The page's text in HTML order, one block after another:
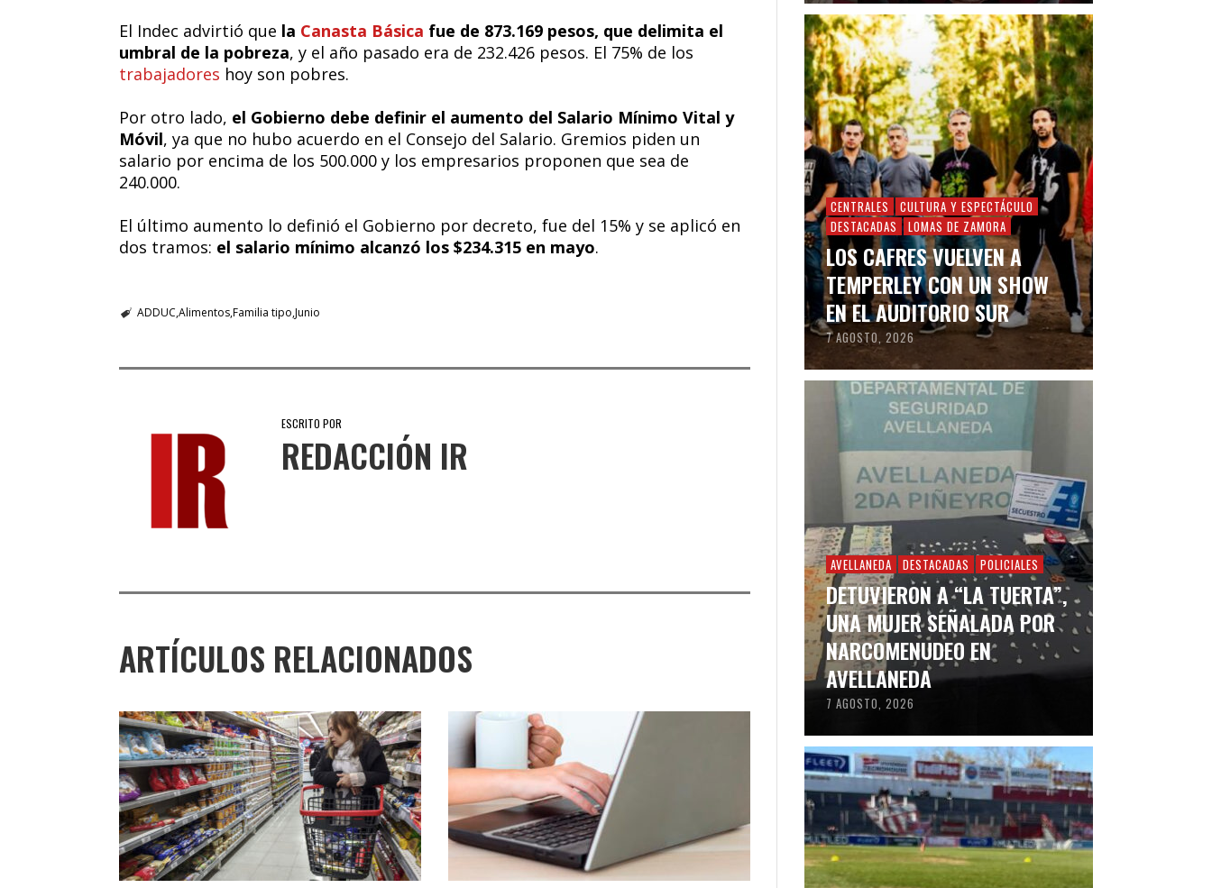
El Indec advirtió que la Canasta Básica fue de 873.169 pesos, que delimita el
umbral de la pobreza, y el año pasado era de 232.426 pesos. El 75% de los
trabajadores hoy son pobres.
Por otro lado, el Gobierno debe definir el aumento del Salario Mínimo Vital y
Móvil, ya que no hubo acuerdo en el Consejo del Salario. Gremios piden un
salario por encima de los 500.000 y los empresarios proponen que sea de
240.000.
El último aumento lo definió el Gobierno por decreto, fue del 15% y se aplicó en
dos tramos: el salario mínimo alcanzó los $234.315 en mayo.
ADDUC AlimentosFamilia tipo Junio
ESCRITO POR
REDACCIÓN IR
ARTÍCULOS RELACIONADOS
CENTRALES
CULTURA Y ESPECTÁCULO
DESTACADAS
LOMAS DE ZAMORA
LOS CAFRES VUELVEN A
TEMPERLEY CON UN SHOW
EN EL AUDITORIO SUR
7 AGOSTO, 2026
AVELLANEDA DESTACADAS POLICIALES
DETUVIERON A “LA TUERTA”,
UNA MUJER SEÑALADA POR
NARCOMENUDEO EN
AVELLANEDA
7 AGOSTO, 2026